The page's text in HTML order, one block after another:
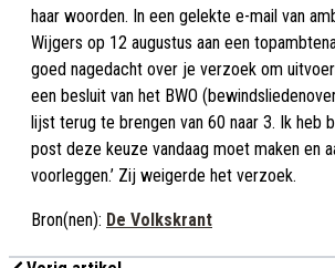
haar woorden. In een gelekte e-mail van
Wijgers op 12 augustus aan een
goed nagedacht over je verzoek om
een besluit van het BWO
lijst terug te brengen van 60 naar 3. Ik heb
post deze keuze vandaag moet maken en
voorleggen.’ Zij weigerde het verzoek.
Bron(nen): De Volkskrant